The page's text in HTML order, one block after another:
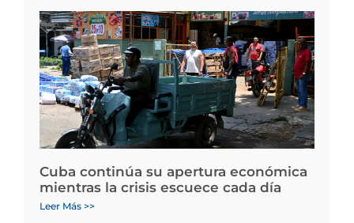
Cuba continúa su apertura económica
mientras la crisis escuece cada día
Leer Más >>